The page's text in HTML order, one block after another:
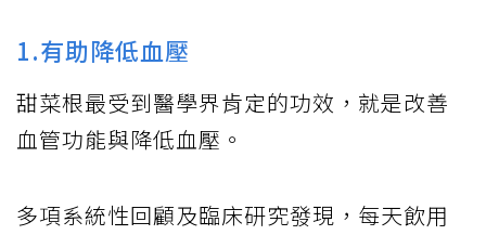
1.有助降低血壓
甜菜根最受到醫學界肯定的功效，就是改善
血管功能與降低血壓。
多項系統性回顧及臨床研究發現，每天飲用